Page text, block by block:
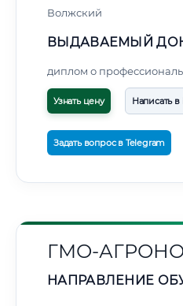
Волжский
ВЫДАВАЕМЫЙ
диплом о
Узнать цену Написать в
Задать вопрос в Telegram
ГМО-
НАПРАВЛЕНИЕ